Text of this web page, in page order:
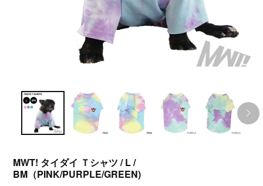
MWT! タイダイ Ｔシャツ / L /
BM（PINK/PURPLE/GREEN)